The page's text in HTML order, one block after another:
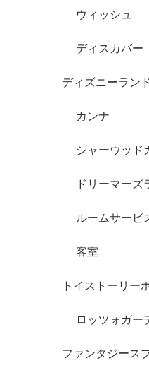
ウィッシュ
ディスカバー
ディズニーラン
カンナ
シャーウッド
ドリーマーズ
ルームサービ
客室
トイストーリー
ロッツォガー
ファンタジース